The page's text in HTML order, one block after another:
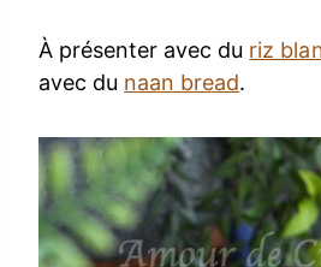
À présenter avec du riz
avec du naan bread.